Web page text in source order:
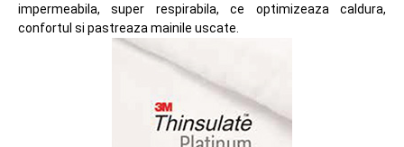
impermeabila, super respirabila, ce optimizeaza caldura,
confortul si pastreaza mainile uscate.